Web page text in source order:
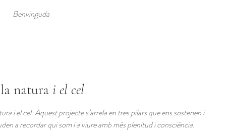
Benvinguda
natura i el cel
i el cel. Aquest projecte s’arrela en tres pilars que ens sostenen i
a recordar qui som i a viure amb més plenitud i consciència.